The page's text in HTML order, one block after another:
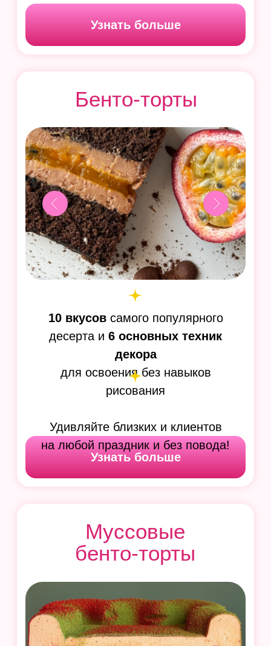
Пошаговые технологии
7 уникальных
и декором
Готовим 10 необычных
десертов:
пирожных
Узнать больше
Узнать больше
и пирожные с себестоимостью
«Наполеон
на миллион»
ВАУ! ЛИНЕЙКА
ВАУ! Рулеты